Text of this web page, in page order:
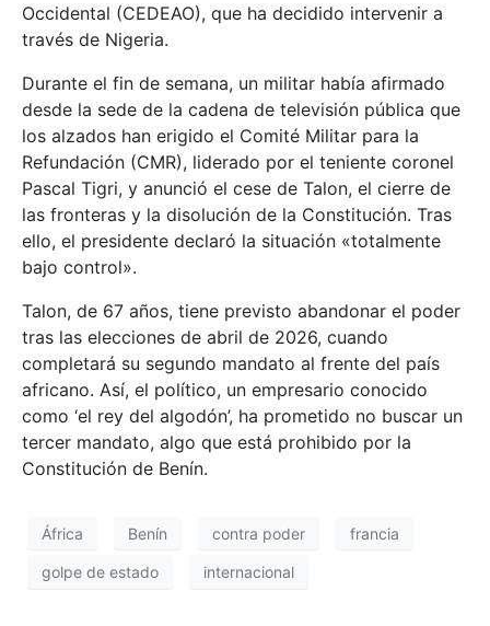
Occidental (CEDEAO), que ha decidido intervenir a
través de Nigeria.
Durante el fin de semana, un militar había afirmado
desde la sede de la cadena de televisión pública que
los alzados han erigido el Comité Militar para la
Refundación (CMR), liderado por el teniente coronel
Pascal Tigri, y anunció el cese de Talon, el cierre de
las fronteras y la disolución de la Constitución. Tras
ello, el presidente declaró la situación «totalmente
bajo control».
Talon, de 67 años, tiene previsto abandonar el poder
tras las elecciones de abril de 2026, cuando
completará su segundo mandato al frente del país
africano. Así, el político, un empresario conocido
como ‘el rey del algodón’, ha prometido no buscar un
tercer mandato, algo que está prohibido por la
Constitución de Benín.
África Benín contra poder francia
golpe de estado internacional